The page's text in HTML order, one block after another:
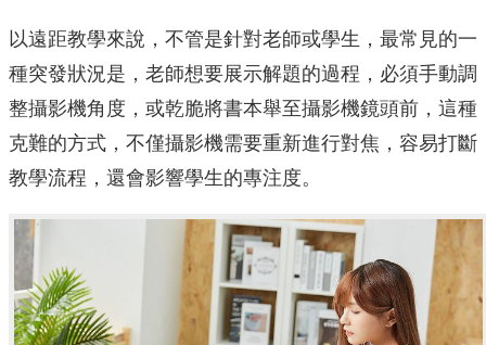
以遠距教學來說，不管是針對老師或學生，最常見的一
種突發狀況是，老師想要展示解題的過程，必須手動調
整攝影機角度，或乾脆將書本舉至攝影機鏡頭前，這種
克難的方式，不僅攝影機需要重新進行對焦，容易打斷
教學流程，還會影響學生的專注度。